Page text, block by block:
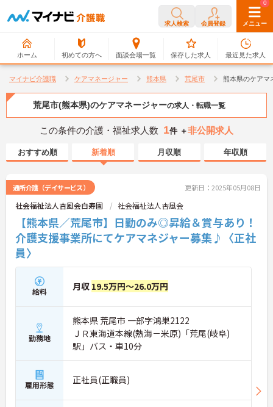
求人検索 会員登録 メニュー
ホーム 初めての方へ 面談会場一覧
0
保存した求人
0
最近見た求人
マイナビ介護職 ケアマネージャー 熊本県 荒尾市 熊本県のケアマ
荒尾市(熊本県)のケアマネージャーの求人・転職一覧
この条件の介護・福祉求人数 1件 ＋非公開求人
おすすめ順 新着順 月収順 年収順
通所介護（デイサービス） 更新日：2025年05月08日
社会福祉法人杏風会白寿園 社会福祉法人杏風会
【熊本県／荒尾市】日勤のみ◎昇給＆賞与あり！
介護支援事業所にてケアマネジャー募集♪〈正社
員〉
給料 月収 19.5万円～26.0万円
勤務地
熊本県 荒尾市 一部字鴻巣2122
ＪＲ東海道本線(熱海－米原)「荒尾(岐阜)
駅」バス・車10分
雇用形態 正社員(正職員)